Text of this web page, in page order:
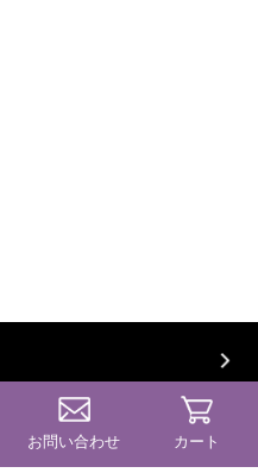
お問い合わせ カート